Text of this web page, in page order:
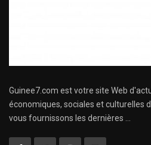
Guinee7.com est votre site Web
économiques, sociales et culturelles
vous fournissons les dernières ...